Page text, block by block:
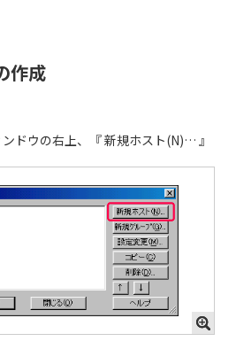
作成
ンドウの右上、『 新規ホスト(N)… 』